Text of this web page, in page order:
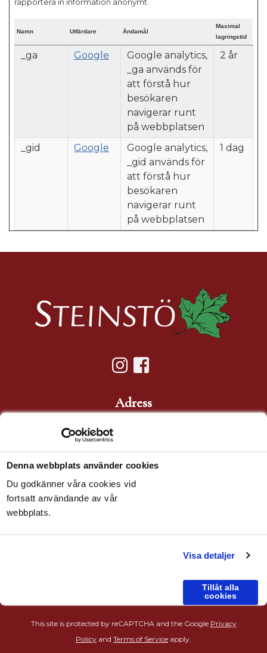
Denna webbplats använder cookies
Du godkänner våra cookies vid
fortsatt användande av vår
webbplats.
Visa detaljer
Tillåt alla
cookies
Namn Utfärdare Ändamål
Maximal
lagringstid
_ga Google
Google analytics,
_ga används för
att förstå hur
besökaren
navigerar runt
på webbplatsen
2 år
_gid Google
Google analytics,
_gid används för
att förstå hur
besökaren
navigerar runt
på webbplatsen
1 dag
Adress
523 37 Ulricehamn
E-post
info@steinsto.se
Telefon
This site is protected by reCAPTCHA and the Google Privacy
Policy and Terms of Service apply.